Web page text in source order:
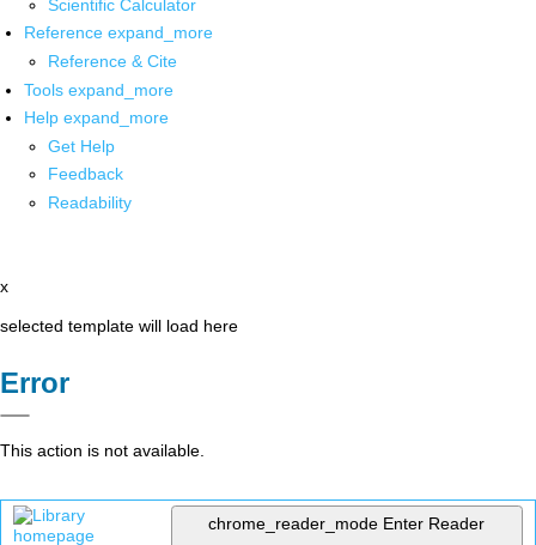
Scientific Calculator
Reference expand_more
Reference & Cite
Tools expand_more
Help expand_more
Get Help
Feedback
Readability
x
selected template will load here
Error
This action is not available.
chrome_reader_mode Enter Reader